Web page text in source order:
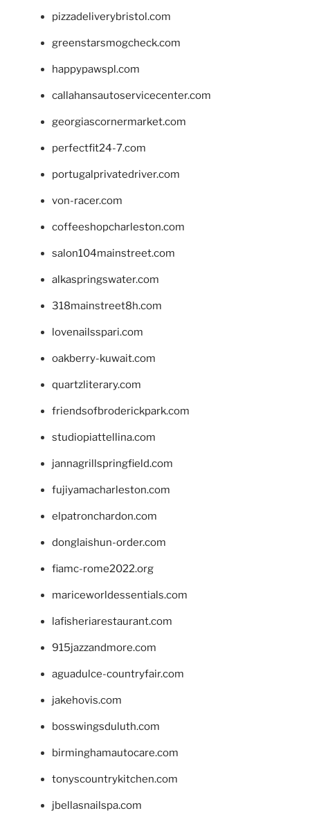
pizzadeliverybristol.com
greenstarsmogcheck.com
happypawspl.com
callahansautoservicecenter.com
georgiascornermarket.com
perfectfit24-7.com
portugalprivatedriver.com
von-racer.com
coffeeshopcharleston.com
salon104mainstreet.com
alkaspringswater.com
318mainstreet8h.com
lovenailsspari.com
oakberry-kuwait.com
quartzliterary.com
friendsofbroderickpark.com
studiopiattellina.com
jannagrillspringfield.com
fujiyamacharleston.com
elpatronchardon.com
donglaishun-order.com
fiamc-rome2022.org
mariceworldessentials.com
lafisheriarestaurant.com
915jazzandmore.com
aguadulce-countryfair.com
jakehovis.com
bosswingsduluth.com
birminghamautocare.com
tonyscountrykitchen.com
jbellasnailspa.com